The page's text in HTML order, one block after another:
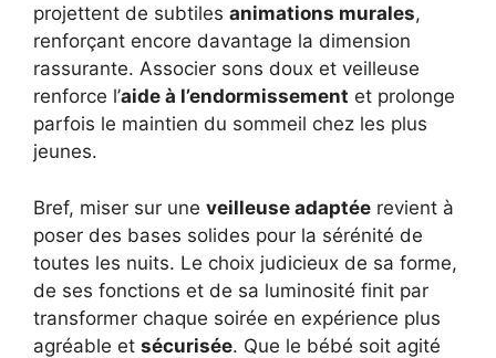
projettent de subtiles animations murales,
renforçant encore davantage la dimension
rassurante. Associer sons doux et veilleuse
renforce l’aide à l’endormissement et prolonge
parfois le maintien du sommeil chez les plus
jeunes.
Bref, miser sur une veilleuse adaptée revient à
poser des bases solides pour la sérénité de
toutes les nuits. Le choix judicieux de sa forme,
de ses fonctions et de sa luminosité finit par
transformer chaque soirée en expérience plus
agréable et sécurisée. Que le bébé soit agité